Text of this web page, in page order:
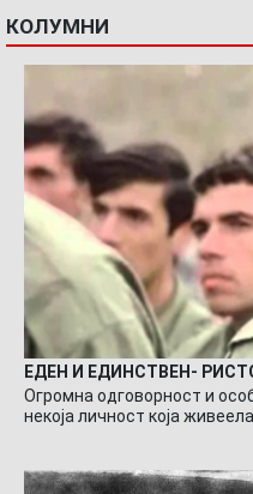
КОЛУМНИ
ЕДЕН И ЕДИНСТВЕН-
Огромна одговорност и
некоја личност која живеела